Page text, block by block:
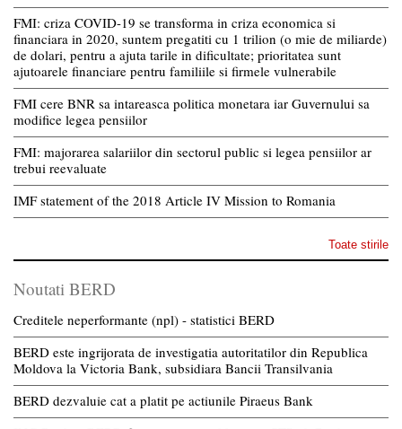
FMI: criza COVID-19 se transforma in criza economica si
financiara in 2020, suntem pregatiti cu 1 trilion (o mie de miliarde)
de dolari, pentru a ajuta tarile in dificultate; prioritatea sunt
ajutoarele financiare pentru familiile si firmele vulnerabile
FMI cere BNR sa intareasca politica monetara iar Guvernului sa
modifice legea pensiilor
FMI: majorarea salariilor din sectorul public si legea pensiilor ar
trebui reevaluate
IMF statement of the 2018 Article IV Mission to Romania
Toate stirile
Noutati BERD
Creditele neperformante (npl) - statistici BERD
BERD este ingrijorata de investigatia autoritatilor din Republica
Moldova la Victoria Bank, subsidiara Bancii Transilvania
BERD dezvaluie cat a platit pe actiunile Piraeus Bank